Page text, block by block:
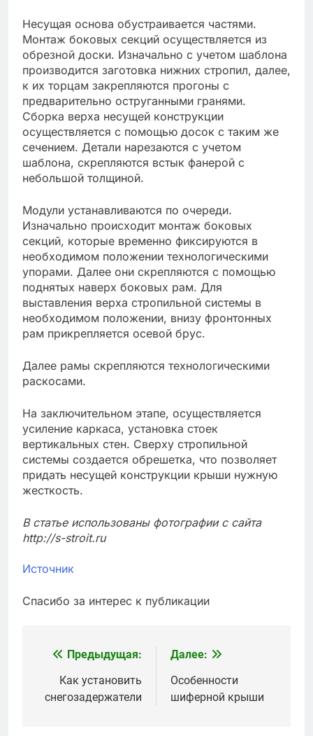
Несущая основа обустраивается частями.
Монтаж боковых секций осуществляется из
обрезной доски. Изначально с учетом шаблона
производится заготовка нижних стропил, далее,
к их торцам закрепляются прогоны с
предварительно оструганными гранями.
Сборка верха несущей конструкции
осуществляется с помощью досок с таким же
сечением. Детали нарезаются с учетом
шаблона, скрепляются встык фанерой с
небольшой толщиной.
Модули устанавливаются по очереди.
Изначально происходит монтаж боковых
секций, которые временно фиксируются в
необходимом положении технологическими
упорами. Далее они скрепляются с помощью
поднятых наверх боковых рам. Для
выставления верха стропильной системы в
необходимом положении, внизу фронтонных
рам прикрепляется осевой брус.
Далее рамы скрепляются технологическими
раскосами.
На заключительном этапе, осуществляется
усиление каркаса, установка стоек
вертикальных стен. Сверху стропильной
системы создается обрешетка, что позволяет
придать несущей конструкции крыши нужную
жесткость.
В статье использованы фотографии с сайта
http://s-stroit.ru
Источник
Спасибо за интерес к публикации
Навигация
записям
Предыдущая:
Как установить
снегозадержатели
Далее:
Особенности
шиферной крыши